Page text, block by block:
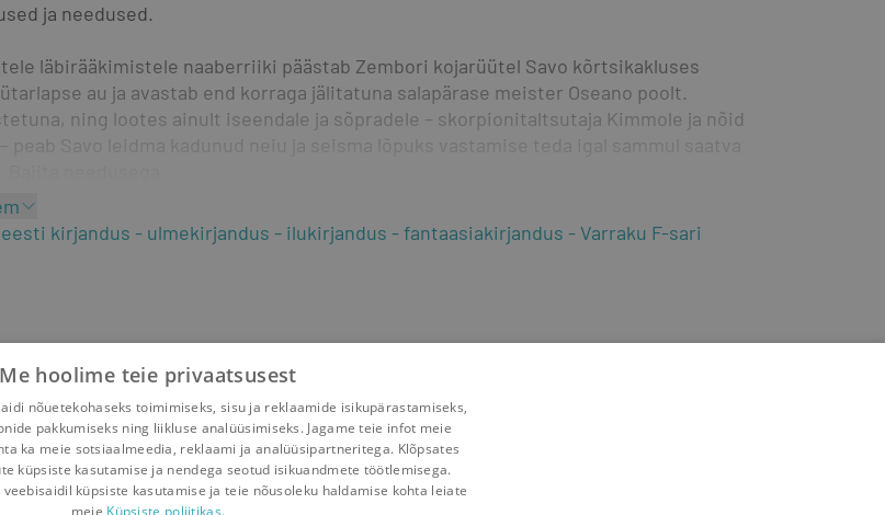
ja needused.
läbirääkimistele naaberriiki päästab Zembori kojarüütel Savo kõrtsikakluses
au ja avastab end korraga jälitatuna salapärase meister Oseano poolt.
ning lootes ainult iseendale ja sõpradele – skorpionitaltsutaja Kimmole ja nõid
peab Savo leidma kadunud neiu ja seisma lõpuks vastamise teda igal sammul saatva
eesti kirjandus ulmekirjandus ilukirjandus fantaasiakirjandus Varraku F-sari
Me hoolime teie privaatsusest
nõuetekohaseks toimimiseks, sisu ja reklaamide isikupärastamiseks,
pakkumiseks ning liikluse analüüsimiseks. Jagame teie infot meie
ka meie sotsiaalmeedia, reklaami ja analüüsipartneritega. Klõpsates
küpsiste kasutamise ja nendega seotud isikuandmete töötlemisega.
küpsiste kasutamise ja teie nõusoleku haldamise kohta leiate
meie Küpsiste poliitikas.